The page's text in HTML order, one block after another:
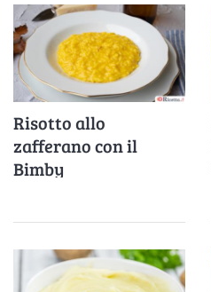
Risotto allo
zafferano con il
Bimby